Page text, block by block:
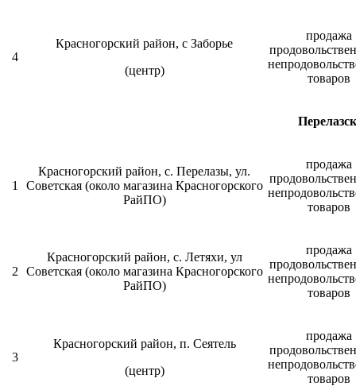
4
Красногорский район, с Заборье
(центр)
продажа
товаров
1
Красногорский район, с. Перелазы, ул.
Советская (около магазина Красногорского
РайПО)
продажа
товаров
2
Красногорский район, с. Летяхи, ул
Советская (около магазина Красногорского
РайПО)
продажа
товаров
3
Красногорский район, п. Сеятель
(центр)
продажа
товаров